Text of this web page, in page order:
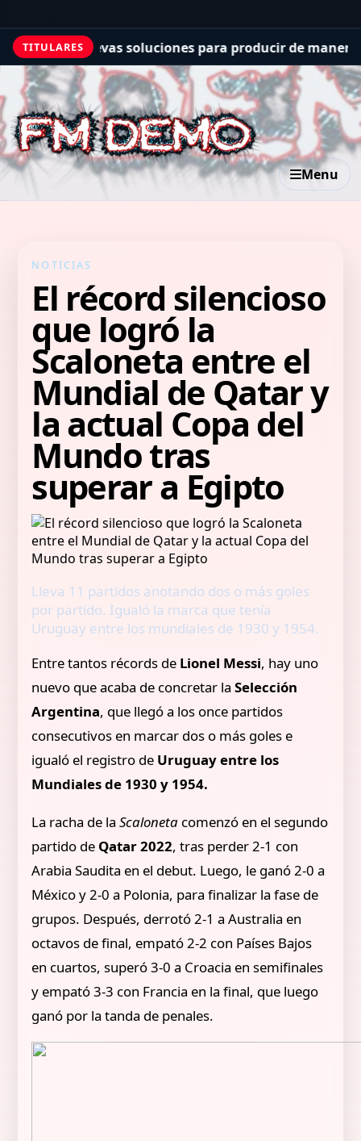
TITULARES
nuevas soluciones para producir de manera cada
Menu
NOTICIAS
El récord silencioso
que logró la
Scaloneta entre el
Mundial de Qatar y
la actual Copa del
Mundo tras
superar a Egipto
Lleva 11 partidos anotando dos o más goles
por partido. Igualó la marca que tenía
Uruguay entre los mundiales de 1930 y 1954.
Entre tantos récords de Lionel Messi, hay uno
nuevo que acaba de concretar laSelección
Argentina, que llegó a los once partidos
consecutivos en marcar dos o más goles e
igualó el registro de Uruguay entre los
Mundiales de 1930 y 1954.
La racha de laScaloneta comenzó en el segundo
partido de Qatar 2022, tras perder 2-1 con
Arabia Saudita en el debut. Luego, le ganó 2-0 a
México y 2-0 a Polonia, para finalizar la fase de
grupos. Después, derrotó 2-1 a Australia en
octavos de final, empató 2-2 con Países Bajos
en cuartos, superó 3-0 a Croacia en semifinales
y empató 3-3 con Francia en la final, que luego
ganó por la tanda de penales.